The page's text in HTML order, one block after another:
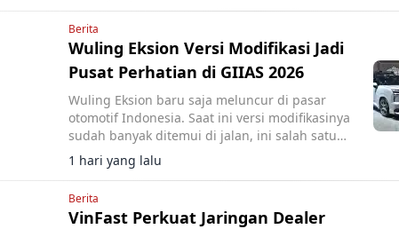
Berita
Wuling Eksion Versi Modifikasi Jadi
Pusat Perhatian di GIIAS 2026
Wuling Eksion baru saja meluncur di pasar
otomotif Indonesia. Saat ini versi modifikasinya
sudah banyak ditemui di jalan, ini salah satu
referensinya.
1 hari yang lalu
Berita
VinFast Perkuat Jaringan Dealer